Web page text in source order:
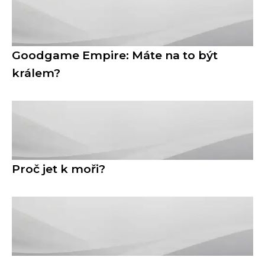
Goodgame Empire: Máte na to být
králem?
Proč jet k moři?